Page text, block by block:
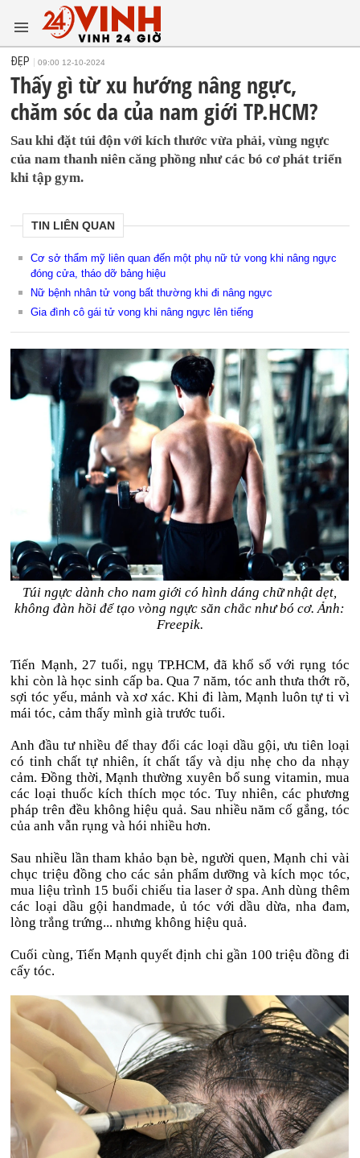
ĐẸP 09:00 12-10-2024
Thấy gì từ xu hướng nâng ngực,
chăm sóc da của nam giới TP.HCM?
Sau khi đặt túi độn với kích thước vừa phải, vùng ngực
của nam thanh niên căng phồng như các bó cơ phát triển
khi tập gym.
TIN LIÊN QUAN
Cơ sở thẩm mỹ liên quan đến một phụ nữ tử vong khi nâng ngực
đóng cửa, tháo dỡ bảng hiệu
Nữ bệnh nhân tử vong bất thường khi đi nâng ngực
Gia đình cô gái tử vong khi nâng ngực lên tiếng
Túi ngực dành cho nam giới có hình dáng chữ nhật dẹt,
không đàn hồi để tạo vòng ngực săn chắc như bó cơ. Ảnh:
Freepik.
Tiến Mạnh, 27 tuổi, ngụ TP.HCM, đã khổ sổ với rụng tóc
khi còn là học sinh cấp ba. Qua 7 năm, tóc anh thưa thớt rõ,
sợi tóc yếu, mảnh và xơ xác. Khi đi làm, Mạnh luôn tự ti vì
mái tóc, cảm thấy mình già trước tuổi.
Anh đầu tư nhiều để thay đổi các loại dầu gội, ưu tiên loại
có tinh chất tự nhiên, ít chất tẩy và dịu nhẹ cho da nhạy
cảm. Đồng thời, Mạnh thường xuyên bổ sung vitamin, mua
các loại thuốc kích thích mọc tóc. Tuy nhiên, các phương
pháp trên đều không hiệu quả. Sau nhiều năm cố gắng, tóc
của anh vẫn rụng và hói nhiều hơn.
Sau nhiều lần tham khảo bạn bè, người quen, Mạnh chi vài
chục triệu đồng cho các sản phẩm dưỡng và kích mọc tóc,
mua liệu trình 15 buổi chiếu tia laser ở spa. Anh dùng thêm
các loại dầu gội handmade, ủ tóc với dầu dừa, nha đam,
lòng trắng trứng... nhưng không hiệu quả.
Cuối cùng, Tiến Mạnh quyết định chi gần 100 triệu đồng đi
cấy tóc.